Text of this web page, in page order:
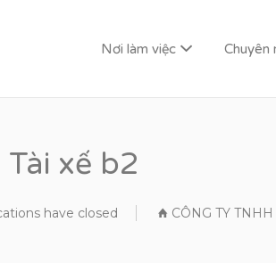
Nơi làm việc Chuyên
Tài xế b2
have closed CÔNG TY